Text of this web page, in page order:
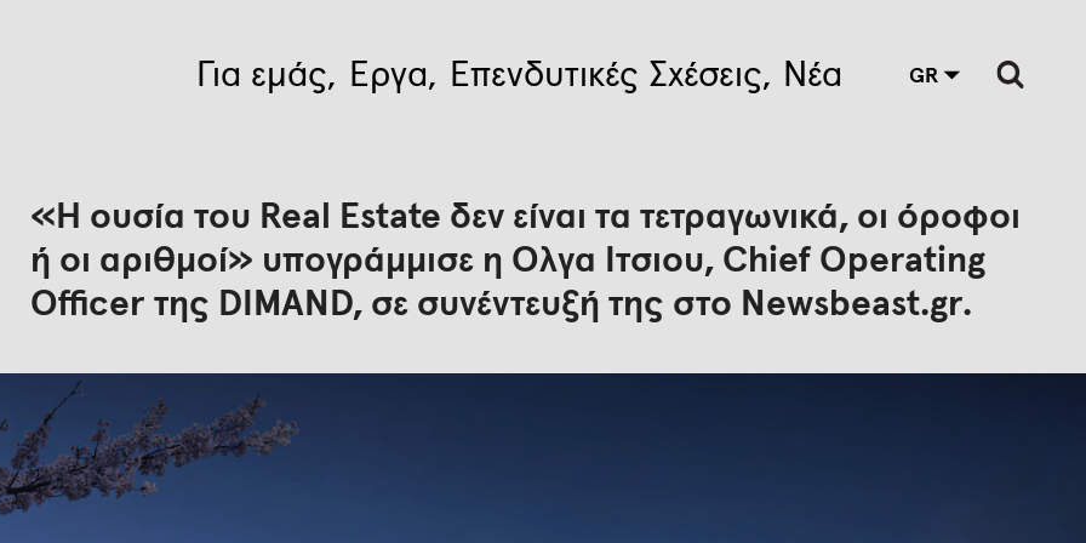
Για εμάς Έργα Επενδυτικές Σχέσεις Νέα GR
«Η ουσία του Real Estate δεν είναι τα τετραγωνικά, οι όροφοι
ή οι αριθμοί» υπογράμμισε η Όλγα Ίτσιου, Chief Operating
Officer της DIMAND, σε συνέντευξή της στο Νewsbeast.gr.